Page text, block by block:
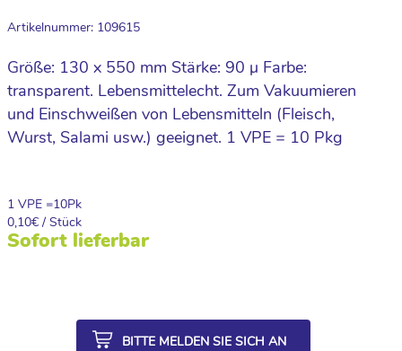
Artikelnummer: 109615
Größe: 130 x 550 mm Stärke: 90 µ Farbe:
transparent. Lebensmittelecht. Zum Vakuumieren
und Einschweißen von Lebensmitteln (Fleisch,
Wurst, Salami usw.) geeignet. 1 VPE = 10 Pkg
1 VPE =10Pk
0,10€ / Stück
Sofort lieferbar
BITTE MELDEN SIE SICH AN